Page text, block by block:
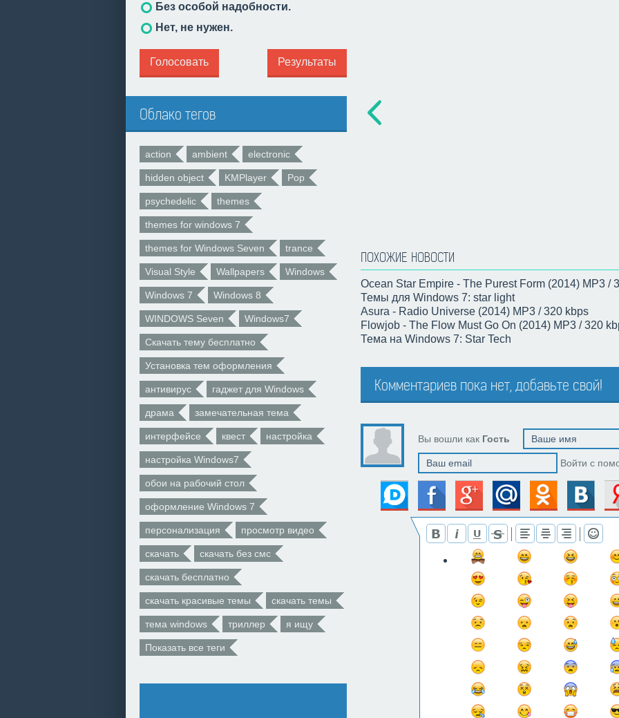
Без особой надобности.
Нет, не нужен.
Голосовать Результаты
Облако тегов
action ambient electronic
hidden object KMPlayer Pop
psychedelic themes
themes for windows 7
themes for Windows Seven trance
Visual Style Wallpapers Windows
Windows 7 Windows 8
WINDOWS Seven Windows7
Скачать тему бесплатно
Установка тем оформления
антивирус гаджет для Windows
драма замечательная тема
интерфейсе квест настройка
настройка Windows7
обои на рабочий стол
оформление Windows 7
персонализация просмотр видео
скачать скачать без смс
скачать бесплатно
скачать красивые темы скачать темы
тема windows триллер я ищу
Показать все теги
ПОХОЖИЕ НОВОСТИ
Ocean Star Empire - The Purest Form (2014) MP3 /
Темы для Windows 7: star light
Asura - Radio Universe (2014) MP3 / 320 kbps
Flowjob - The Flow Must Go On (2014) MP3 / 320
Тема на Windows 7: Star Tech
Комментариев пока нет, добавьте свой!
Вы вошли как Гость
Войти с